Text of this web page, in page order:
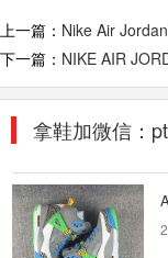
上一篇： Nike Air
下一篇： NIKE AIR
拿鞋加微信：